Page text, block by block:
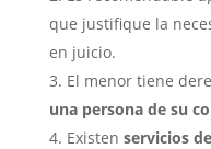
que justifique la
en juicio.
El menor tiene
una persona de su
Existen servicios